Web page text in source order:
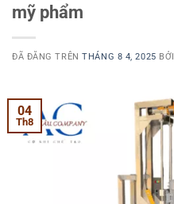
mỹ phẩm
ĐÃ ĐĂNG TRÊNTHÁNG 8 4, 2025 BỞI
04
Th8